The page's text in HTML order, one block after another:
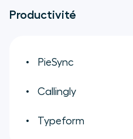
Productivité
PieSync
Callingly
Typeform